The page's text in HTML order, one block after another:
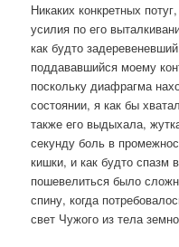
Никаких конкретных
усилия по его
как будто
поддававшийся моему
поскольку диафрагма
состоянии, я как бы
также его выдыхала,
секунду боль в
кишки, и как будто спазм
пошевелиться было
спину, когда
свет Чужого из тела